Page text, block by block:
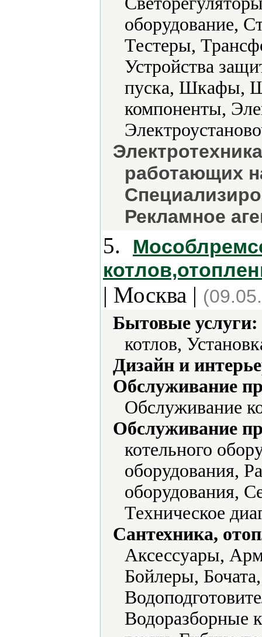
оборудование,
Тестеры,
Устройства
пуска, Шкафы,
компоненты,
работающих
Рекламное
5.
| Москва |
Бытовые услуги:
котлов,
Дизайн и
Обслуживание
Обслуживание
Обслуживание
котельного
оборудования,
оборудования,
Техническое
Сантехника,
Аксессуары,
Бойлеры,
Водоразборные